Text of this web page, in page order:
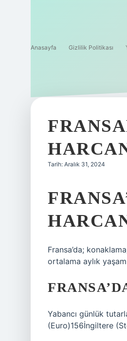
Anasayfa Gizlilik Politikası
Tarih: Aralık 31, 2024
Fransa’da;
ortalama aylık
Yabancı günlük
(Euro)156İngiltere